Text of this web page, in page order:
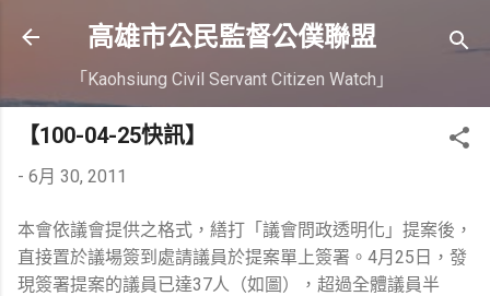
跳到主要內容
高雄市公民監督公僕聯盟
「Kaohsiung Civil Servant Citizen Watch」
【100-04-25快訊】
- 6月 30, 2011
本會依議會提供之格式，繕打「議會問政透明化」提案後，
直接置於議場簽到處請議員於提案單上簽署。4月25日，發
現簽署提案的議員已達37人（如圖），超過全體議員半